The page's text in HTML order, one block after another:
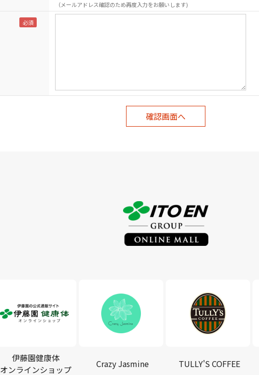
（メールアドレス確認のため再度入力をお願いします)
伊藤園健康体
オンラインショップ
Crazy Jasmine TULLY'S COFFEE